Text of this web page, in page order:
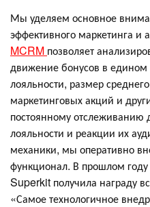
Мы уделяем основное
эффективного маркетинга и
MCRM позволяет
движение бонусов в
лояльности, размер
маркетинговых акций и
постоянному
лояльности и реакции их
механики, мы оперативно
функционал. В прошлом
Superkit получила награду
«Самое технологичное